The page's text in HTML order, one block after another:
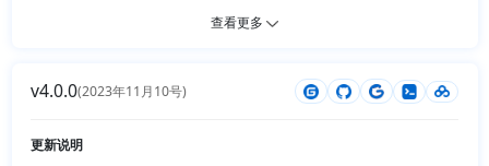
24.【新增】企业采购管理插件（企业入驻商城内部采购，采购单+员工管
25.【新增】自定义多种虚拟币（可转账、转换、充值、提现、支付）
26.【新增】新增xpay、JeePay支付
28.【新增】app支持密码修改
9.【新增】手机端支持APP（IOS+Android）
12.【新增】手机端购物车支持优惠明细查看及选择
14.【新增】第三方登录APP支持（微信、QQ、苹果、谷歌、本机号码）
查看更多
v4.0.0(2023年11月10号)
更新说明